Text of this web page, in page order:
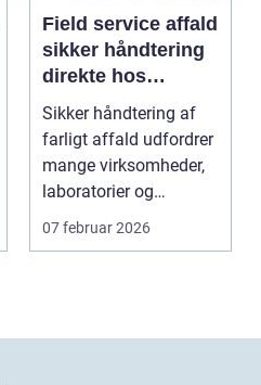
Field service affald
sikker håndtering
direkte hos
virksomheden
Sikker håndtering af
farligt affald udfordrer
mange virksomheder,
laboratorier og
uddannelsessteder....
07 februar 2026